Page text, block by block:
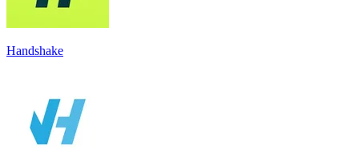
Handshake